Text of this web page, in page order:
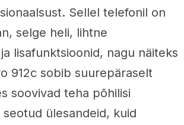
Sellel telefonil on
selge heli, lihtne
lisafunktsioonid, nagu näiteks
912c sobib suurepäraselt
soovivad teha põhilisi
ülesandeid, kuid